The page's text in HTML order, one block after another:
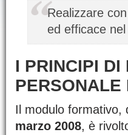
Realizzare
ed efficace
I PRINCIPI DI
PERSONALE
Il modulo formativo,
marzo 2008, è